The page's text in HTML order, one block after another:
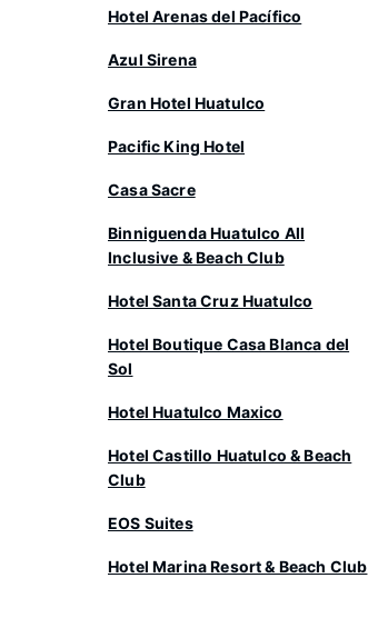
Hotel Arenas del Pacífico
Azul Sirena
Gran Hotel Huatulco
Pacific King Hotel
Casa Sacre
Binniguenda Huatulco All
Inclusive & Beach Club
Hotel Santa Cruz Huatulco
Hotel Boutique Casa Blanca del
Sol
Hotel Huatulco Maxico
Hotel Castillo Huatulco & Beach
Club
EOS Suites
Hotel Marina Resort & Beach Club